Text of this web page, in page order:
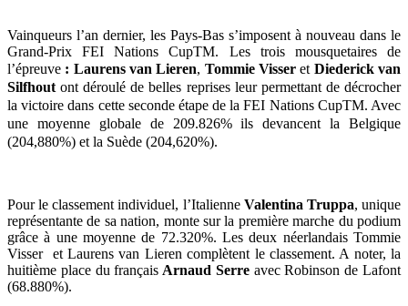
Vainqueurs l’an dernier, les Pays-Bas s’imposent à nouveau dans le
Grand-Prix FEI Nations CupTM. Les trois mousquetaires de
l’épreuve : Laurens van Lieren, Tommie Visser et Diederick van
Silfhout ont déroulé de belles reprises leur permettant de décrocher
la victoire dans cette seconde étape de la FEI Nations CupTM. Avec
une moyenne globale de 209.826% ils devancent la Belgique
(204,880%) et la Suède (204,620%).
Pour le classement individuel, l’ItalienneValentina Truppa, unique
représentante de sa nation, monte sur la première marche du podium
grâce à une moyenne de 72.320%. Les deux néerlandais Tommie
Visser et Laurens van Lieren complètent le classement. A noter, la
huitième place du français Arnaud Serreavec Robinson de Lafont
(68.880%).